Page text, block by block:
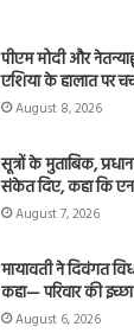
पीएम मोदी और
एशिया के हालात पर
August 8, 2026
सूत्रों के मुताबिक,
संकेत दिए, कहा कि
August 7, 2026
मायावती ने दिवंगत
कहा— परिवार की
August 6, 2026